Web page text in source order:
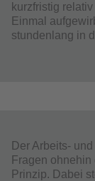
kurzfristig
Einmal
stundenlang in
Der Arbeits-
Fragen
Prinzip. Dabei